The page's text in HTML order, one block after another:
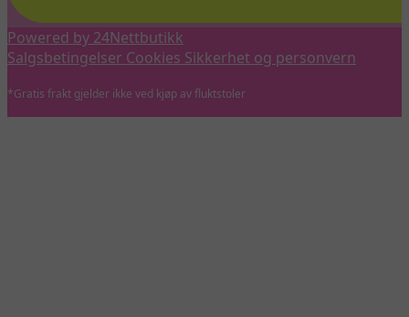
Powered by 24Nettbutikk
Salgsbetingelser Cookies Sikkerhet og personvern
*Gratis frakt gjelder ikke ved kjøp av fluktstoler